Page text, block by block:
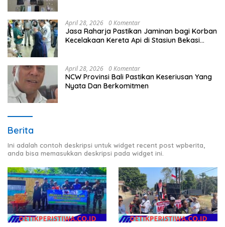
April 28, 2026 0 Komentar
Jasa Raharja Pastikan Jaminan bagi Korban
Kecelakaan Kereta Api di Stasiun Bekasi
April 28, 2026 0 Komentar
NCW Provinsi Bali Pastikan Keseriusan Yang
Nyata Dan Berkomitmen
Berita
Ini adalah contoh deskripsi untuk widget recent post wpberita,
anda bisa memasukkan deskripsi pada widget ini.